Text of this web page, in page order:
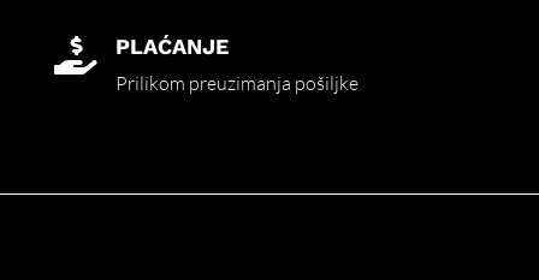
 PLAĆANJE
Prilikom preuzimanja pošiljke